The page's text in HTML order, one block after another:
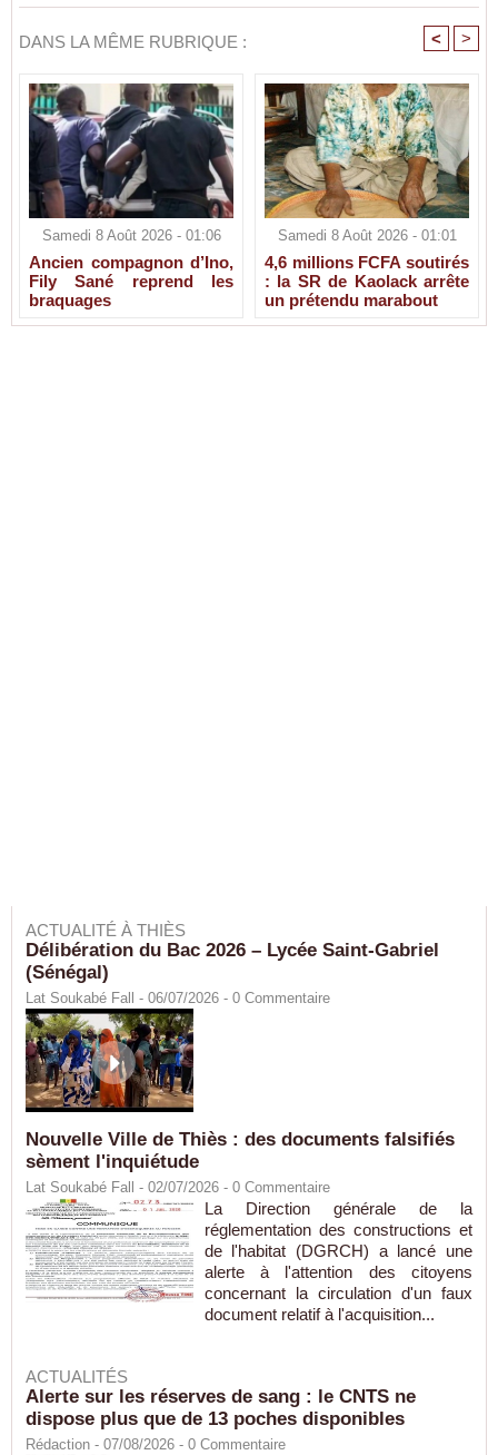
DANS LA MÊME RUBRIQUE : < >
Samedi 8 Août 2026 - 01:06
Ancien compagnon d’Ino,
Fily Sané reprend les
braquages
Samedi 8 Août 2026 - 01:01
4,6 millions FCFA soutirés
: la SR de Kaolack arrête
un prétendu marabout
ACTUALITÉ À THIÈS
Délibération du Bac 2026 – Lycée Saint-Gabriel
(Sénégal)
Lat Soukabé Fall - 06/07/2026 - 0 Commentaire
Nouvelle Ville de Thiès : des documents falsifiés
sèment l'inquiétude
Lat Soukabé Fall - 02/07/2026 - 0 Commentaire
La Direction générale de la
réglementation des constructions et
de l'habitat (DGRCH) a lancé une
alerte à l'attention des citoyens
concernant la circulation d'un faux
document relatif à l'acquisition...
ACTUALITÉS
Alerte sur les réserves de sang : le CNTS ne
dispose plus que de 13 poches disponibles
Rédaction - 07/08/2026 - 0 Commentaire